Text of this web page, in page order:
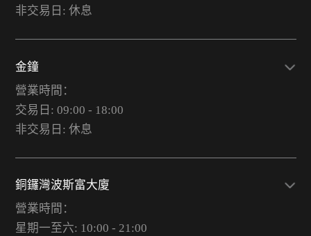
非交易日: 休息
金鐘
營業時間：
交易日: 09:00 - 18:00
非交易日: 休息
銅鑼灣波斯富大廈
營業時間：
星期一至六: 10:00 - 21:00